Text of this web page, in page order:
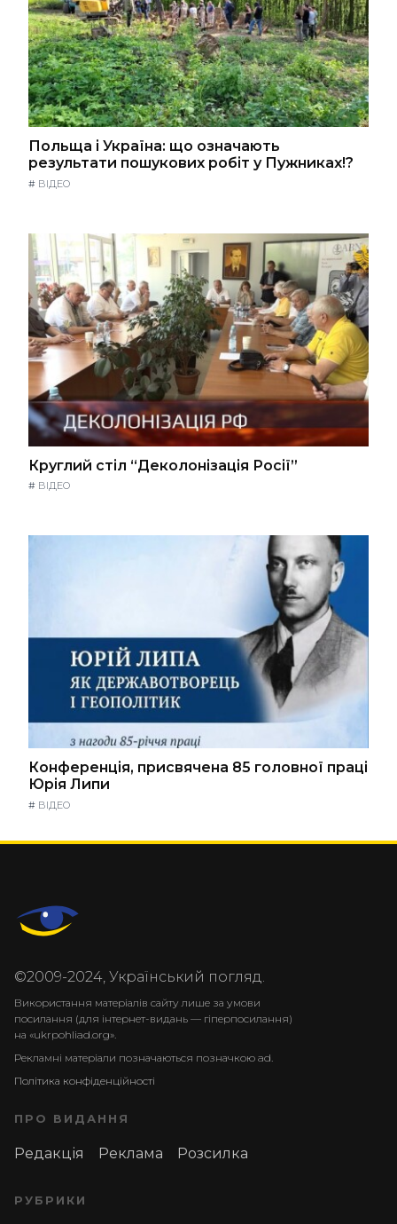
Польща і Україна: що означають
результати пошукових робіт у Пужниках!?
# ВІДЕО
Круглий стіл “Деколонізація Росії”
# ВІДЕО
Конференція, присвячена 85 головної праці
Юрія Липи
# ВІДЕО
©2009-2024, Український погляд.
Використання матеріалів сайту лише за умови
посилання (для інтернет-видань — гіперпосилання)
на «ukrpohliad.org».
Рекламні матеріали позначаються позначкою ad.
Політика конфіденційності
ПРО ВИДАННЯ
Редакція Реклама Розсилка
РУБРИКИ